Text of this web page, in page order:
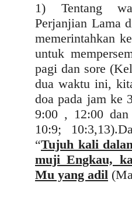
1) Tentang
Perjanjian Lama
memerintahkan
untuk
pagi dan sore
dua waktu ini,
doa pada jam ke
9:00 , 12:00
10:9;
“Tujuh kali
muji Engkau,
Mu yang adil